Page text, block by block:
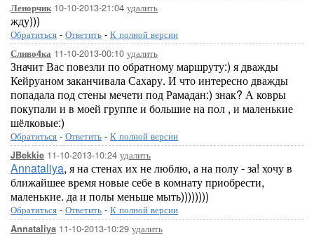
Ленорчик10-10-2013-21:04 удалить
жду)))
Обратиться - Ответить - К полной версии
Сливо4ка 11-10-2013-00:10 удалить
Значит Вас повезли по обратному маршруту:) я дважды
Кейруаном заканчивала Сахару. И что интересно дважды
попадала под стены мечети под Рамадан:) знак? А ковры
покупали и в моей группе и большие на пол , и маленькие
шёлковые:)
Обратиться - Ответить - К полной версии
JBekkie 11-10-2013-10:24 удалить
Annataliya, я на стенах их не люблю, а на полу - за! хочу в
ближайшее время новые себе в комнату приобрести,
маленькие. да и полы меньше мыть))))))))
Обратиться - Ответить - К полной версии
Annataliya 11-10-2013-10:29 удалить